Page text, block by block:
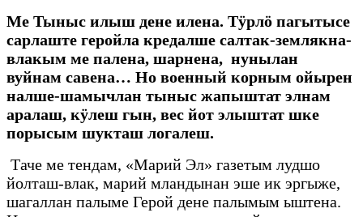
Ме Тыныс илыш дене илена. Тӱрлӧ пагытысе
сарлаште геройла кредалше салтак-землякна-
влакым ме палена, шарнена, нунылан
вуйнам савена… Но военный корным ойырен
налше-шамычлан тыныс жапыштат элнам
аралаш, кӱлеш гын, вес йот элыштат шке
порысым шукташ логалеш.
Таче ме тендам, «Марий Эл» газетым лудшо
йолташ-влак, марий мландынан эше ик эргыже,
шагаллан палыме Герой дене палымым ыштена.